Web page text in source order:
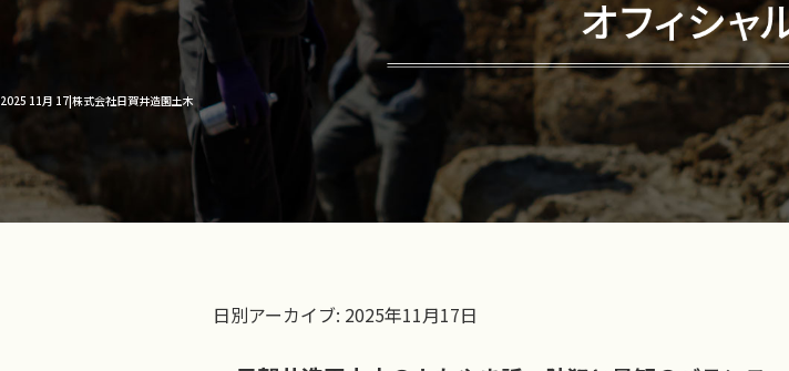
2025 11月 17|株式会社日賀井造園土木
日別アーカイブ: 2025年11月17日